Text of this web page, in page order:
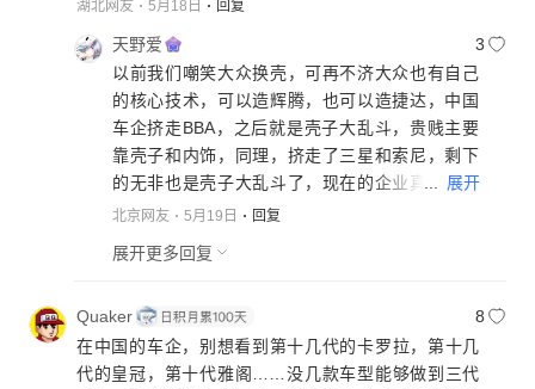
湖北网友 5月18日 回复
天野爱
3
以前我们嘲笑大众换壳，可再不济大众也有自己
的核心技术，可以造辉腾，也可以造捷达，中国
车企挤走BBA，之后就是壳子大乱斗，贵贱主要
靠壳子和内饰，同理，挤走了三星和索尼，剩下
的无非也是壳子大乱斗了，现在的企业真的就是
盲目的营销，引流，不肯踏踏实实沉淀下来提升
儿，两天不营销就会被资本淡忘，死亡螺旋的恶
果国货好我坚决不会买进口货，但很多时候就是
无奈和悲哀，哀其不幸，怒其不争，某知名粮食
总腆个老脸去找某十强美企合照，用脚趾头都能
展开
北京网友 5月19日 回复
展开更多回复
Quaker
8
在中国的车企，别想看到第十几代的卡罗拉，第十几
代的皇冠，第十代雅阁……没几款车型能够做到三代